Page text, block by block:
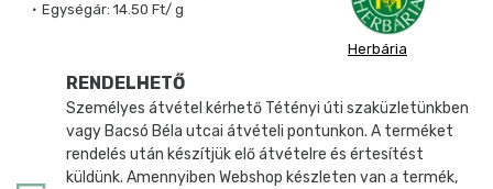
Egységár: 14.50 Ft/ g
Herbária
RENDELHETŐ
Személyes átvétel kérhető Tétényi úti szaküzletünkben
vagy Bacsó Béla utcai átvételi pontunkon. A terméket
rendelés után készítjük elő átvételre és értesítést
küldünk. Amennyiben Webshop készleten van a termék,